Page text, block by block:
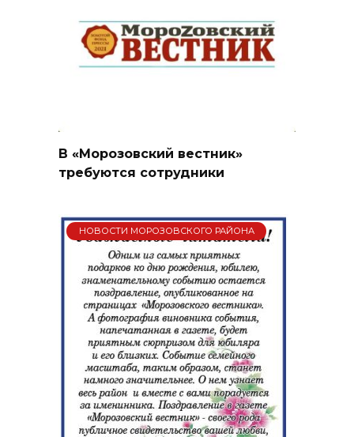
В «Морозовский вестник»
требуются сотрудники
НОВОСТИ МОРОЗОВСКОГО РАЙОНА